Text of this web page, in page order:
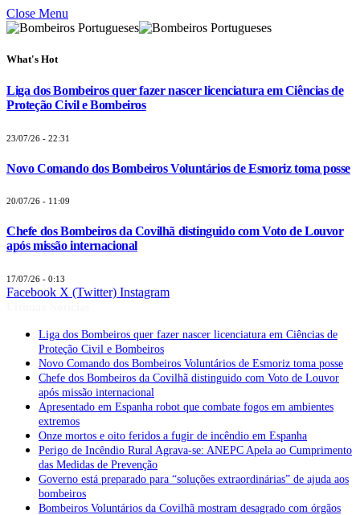
Close Menu
What's Hot
Liga dos Bombeiros quer fazer nascer licenciatura em Ciências de
Proteção Civil e Bombeiros
23/07/26 - 22:31
Novo Comando dos Bombeiros Voluntários de Esmoriz toma posse
20/07/26 - 11:09
Chefe dos Bombeiros da Covilhã distinguido com Voto de Louvor
após missão internacional
17/07/26 - 0:13
Facebook X (Twitter) Instagram
Liga dos Bombeiros quer fazer nascer licenciatura em Ciências de
Proteção Civil e Bombeiros
Novo Comando dos Bombeiros Voluntários de Esmoriz toma posse
Chefe dos Bombeiros da Covilhã distinguido com Voto de Louvor
após missão internacional
Apresentado em Espanha robot que combate fogos em ambientes
extremos
Onze mortos e oito feridos a fugir de incêndio em Espanha
Perigo de Incêndio Rural Agrava-se: ANEPC Apela ao Cumprimento
das Medidas de Prevenção
Governo está preparado para “soluções extraordinárias” de ajuda aos
bombeiros
Bombeiros Voluntários da Covilhã mostram desagrado com órgãos